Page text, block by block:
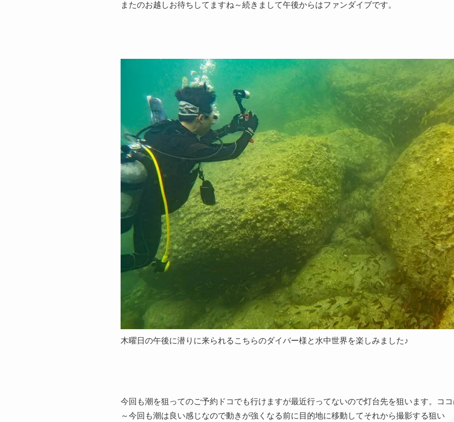
またのお越しお待ちしてますね～続きまして午後からはファンダイブです。
木曜日の午後に潜りに来られるこちらのダイバー様と水中世界を楽しみました♪
今回も潮を狙ってのご予約ドコでも行けますが最近行ってないので灯台先を狙います。コ
～今回も潮は良い感じなので動きが強くなる前に目的地に移動してそれから撮影する狙い